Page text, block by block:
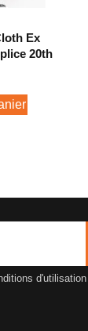
Ex
20th
d'utilisation